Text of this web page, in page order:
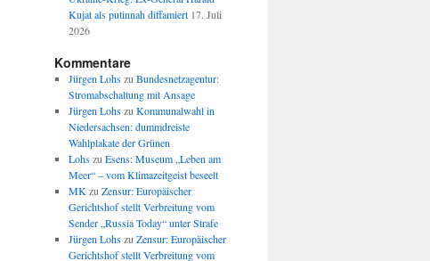
Kujat als putinnah diffamiert 17. Juli
2026
Kommentare
Jürgen Lohszu Bundesnetzagentur:
Stromabschaltung mit Ansage
Jürgen Lohszu Kommunalwahl in
Niedersachsen: dummdreiste
Wahlplakate der Grünen
Lohszu Esens: Museum „Leben am
Meer“ – vom Klimazeitgeist beseelt
MK zu Zensur: Europäischer
Gerichtshof stellt Verbreitung vom
Sender „Russia Today“ unter Strafe
Jürgen Lohszu Zensur: Europäischer
Gerichtshof stellt Verbreitung vom